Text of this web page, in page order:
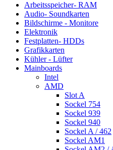
Arbeitsspeicher- RAM
Audio- Soundkarten
Bildschirme - Monitore
Elektronik
Festplatten- HDDs
Grafikkarten
Kühler - Lüfter
Mainboards
Intel
AMD
Slot A
Sockel 754
Sockel 939
Sockel 940
Sockel A / 462
Sockel AM1